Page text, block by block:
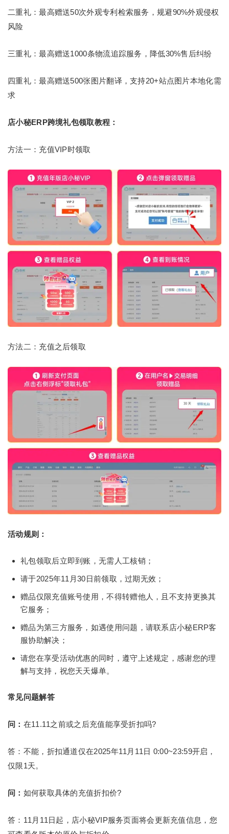
二重礼：最高赠送50次外观专利检索服务，规避90%外观侵权
风险
三重礼：最高赠送1000条物流追踪服务，降低30%售后纠纷
四重礼：最高赠送500张图片翻译，支持20+站点图片本地化需
求
店小秘ERP跨境礼包领取教程：
方法一：充值VIP时领取
方法二：充值之后领取
活动规则：
礼包领取后立即到账，无需人工核销；
请于2025年11月30日前领取，过期无效；
赠品仅限充值账号使用，不得转赠他人，且不支持更换其
它服务；
赠品为第三方服务，如遇使用问题，请联系店小秘ERP客
服协助解决；
请您在享受活动优惠的同时，遵守上述规定，感谢您的理
解与支持，祝您天天爆单。
常见问题解答
问： 在11.11之前或之后充值能享受折扣吗?
答：不能，折扣通道仅在2025年11月11日 0:00~23:59开启，
仅限1天。
问： 如何获取具体的充值折扣价?
答：11月11日起，店小秘VIP服务页面将会更新充值信息，您